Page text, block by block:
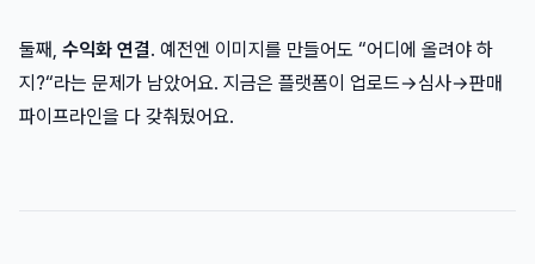
둘째, 수익화 연결. 예전엔 이미지를 만들어도 “어디에 올려야 하
지?“라는 문제가 남았어요. 지금은 플랫폼이 업로드→심사→판매
파이프라인을 다 갖춰뒀어요.